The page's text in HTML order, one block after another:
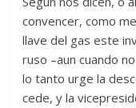
convencer, como
llave del gas este
ruso –aun cuando
lo tanto urge la
cede, y la